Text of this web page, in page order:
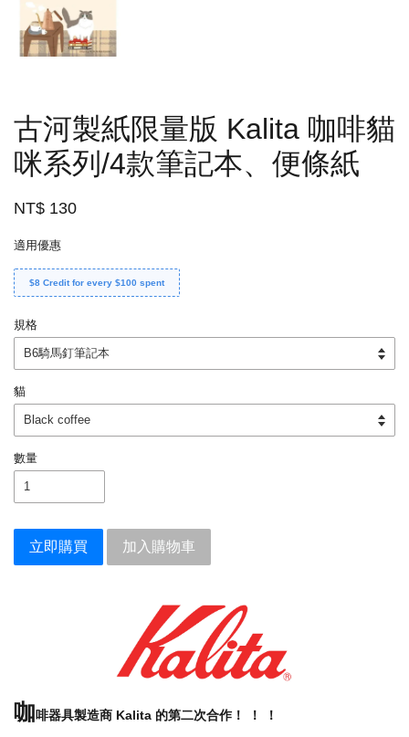
古河製紙限量版 Kalita 咖啡貓
咪系列/4款筆記本、便條紙
NT$ 130
適用優惠
$8 Credit for every $100 spent
規格
貓
數量
立即購買 加入購物車
咖啡器具製造商 Kalita 的第二次合作！ ！ ！